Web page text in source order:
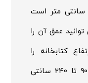
ندارد. عمق کتابخانه حداکثر 30 سانتی متر است
عمق آن را
کتابخانه را
انتخاب کنید کتابخانه ها بین 90 تا 240 سانتی